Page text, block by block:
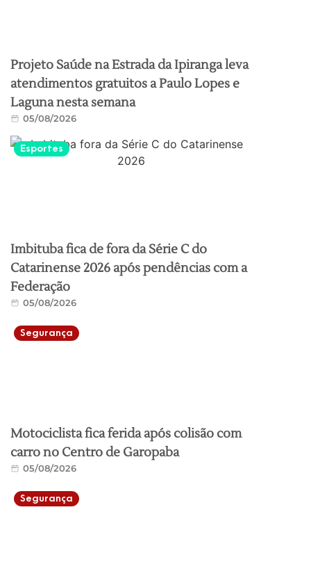
Projeto Saúde na Estrada da Ipiranga leva
atendimentos gratuitos a Paulo Lopes e
Laguna nesta semana
05/08/2026
Esportes
Imbituba fica de fora da Série C do
Catarinense 2026 após pendências com a
Federação
05/08/2026
Segurança
Motociclista fica ferida após colisão com
carro no Centro de Garopaba
05/08/2026
Segurança